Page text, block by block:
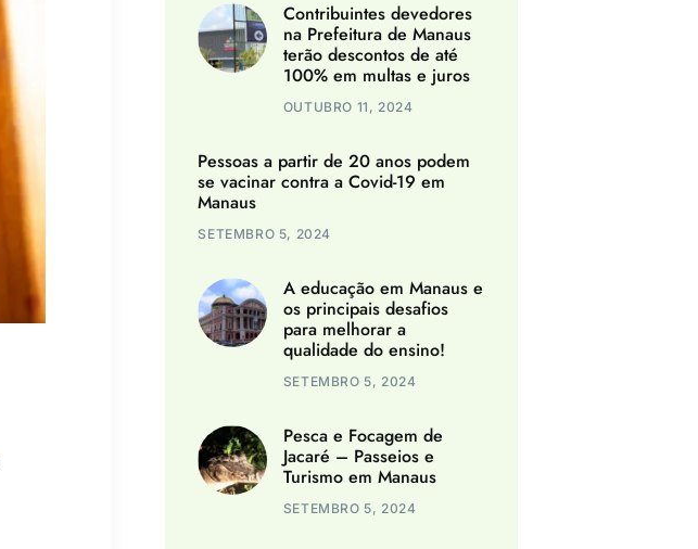
Contribuintes devedores
na Prefeitura de Manaus
terão descontos de até
100% em multas e juros
OUTUBRO 11, 2024
Pessoas a partir de 20 anos podem
se vacinar contra a Covid-19 em
Manaus
SETEMBRO 5, 2024
A educação em Manaus e
os principais desafios
para melhorar a
qualidade do ensino!
SETEMBRO 5, 2024
Pesca e Focagem de
Jacaré – Passeios e
Turismo em Manaus
SETEMBRO 5, 2024